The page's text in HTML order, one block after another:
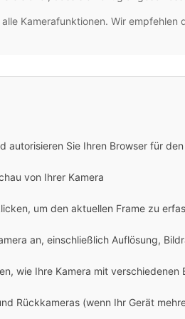
Kamerafunktionen. Wir
autorisieren Sie Ihren Browser für
von Ihrer Kamera
um den aktuellen Frame zu
an, einschließlich Auflösung,
wie Ihre Kamera mit
Rückkameras (wenn Ihr Gerät